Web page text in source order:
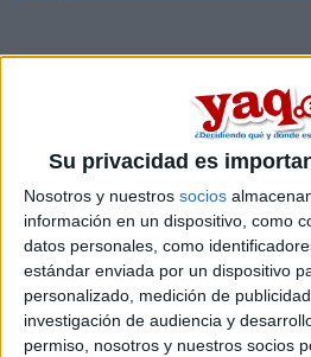
Su privacidad es
Nosotros y nuestros socios
información en un dispositivo, como
datos personales, como
estándar enviada por un dispositivo
personalizado, medición de
investigación de audiencia y
permiso, nosotros y nuestros socios